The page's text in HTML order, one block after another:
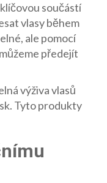
součástí
vlasy během
ale pomocí
předejít
výživa vlasů
Tyto produkty